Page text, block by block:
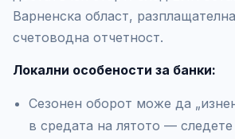
Варненска област,
счетоводна отчетност.
Локални особености за банки:
Сезонен оборот може да
в средата на лятото —